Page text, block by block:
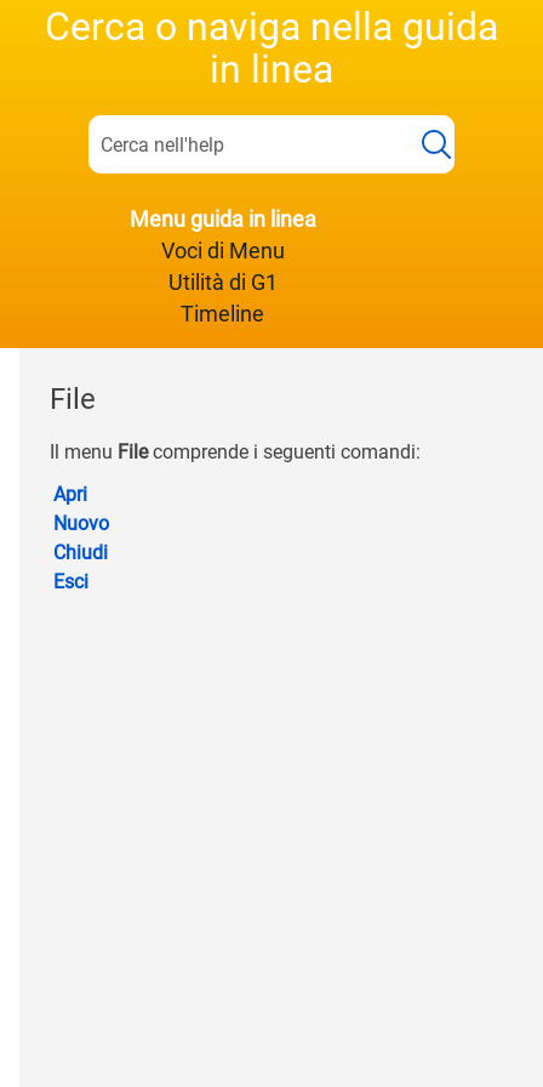
Cerca o naviga nella guida
in linea
Menu guida in linea
Voci di Menu
Utilità di G1
Timeline
File
Il menu Filecomprende i seguenti comandi:
Apri
Nuovo
Chiudi
Esci